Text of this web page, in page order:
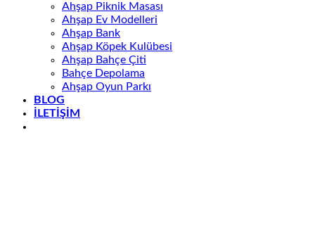
Ahşap Piknik Masası
Ahşap Ev Modelleri
Ahşap Bank
Ahşap Köpek Kulübesi
Ahşap Bahçe Çiti
Bahçe Depolama
Ahşap Oyun Parkı
BLOG
İLETİŞİM